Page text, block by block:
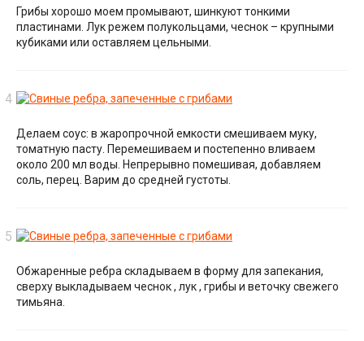
Грибы хорошо моем промывают, шинкуют тонкими
пластинами. Лук режем полукольцами, чеснок – крупными
кубиками или оставляем цельными.
Делаем соус: в жаропрочной емкости смешиваем муку,
томатную пасту. Перемешиваем и постепенно вливаем
около 200 мл воды. Непрерывно помешивая, добавляем
соль, перец. Варим до средней густоты.
Обжаренные ребра складываем в форму для запекания,
сверху выкладываем чеснок , лук , грибы и веточку свежего
тимьяна.